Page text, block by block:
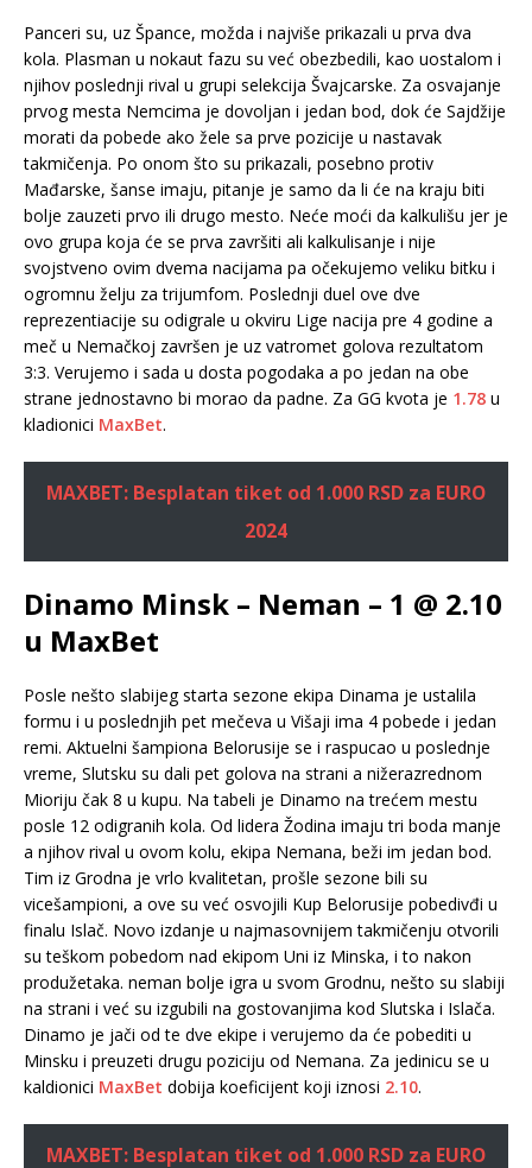
Panceri su, uz Špance, možda i najviše prikazali u prva dva
kola. Plasman u nokaut fazu su već obezbedili, kao uostalom i
njihov poslednji rival u grupi selekcija Švajcarske. Za osvajanje
prvog mesta Nemcima je dovoljan i jedan bod, dok će Sajdžije
morati da pobede ako žele sa prve pozicije u nastavak
takmičenja. Po onom što su prikazali, posebno protiv
Mađarske, šanse imaju, pitanje je samo da li će na kraju biti
bolje zauzeti prvo ili drugo mesto. Neće moći da kalkulišu jer je
ovo grupa koja će se prva završiti ali kalkulisanje i nije
svojstveno ovim dvema nacijama pa očekujemo veliku bitku i
ogromnu želju za trijumfom. Poslednji duel ove dve
reprezentiacije su odigrale u okviru Lige nacija pre 4 godine a
meč u Nemačkoj završen je uz vatromet golova rezultatom
3:3. Verujemo i sada u dosta pogodaka a po jedan na obe
strane jednostavno bi morao da padne. Za GG kvota je 1.78 u
kladionici MaxBet.
MAXBET: Besplatan tiket od 1.000 RSD za EURO
2024
Dinamo Minsk – Neman – 1 @ 2.10
u MaxBet
Posle nešto slabijeg starta sezone ekipa Dinama je ustalila
formu i u poslednjih pet mečeva u Višaji ima 4 pobede i jedan
remi. Aktuelni šampiona Belorusije se i raspucao u poslednje
vreme, Slutsku su dali pet golova na strani a nižerazrednom
Mioriju čak 8 u kupu. Na tabeli je Dinamo na trećem mestu
posle 12 odigranih kola. Od lidera Žodina imaju tri boda manje
a njihov rival u ovom kolu, ekipa Nemana, beži im jedan bod.
Tim iz Grodna je vrlo kvalitetan, prošle sezone bili su
vicešampioni, a ove su već osvojili Kup Belorusije pobedivđi u
finalu Islač. Novo izdanje u najmasovnijem takmičenju otvorili
su teškom pobedom nad ekipom Uni iz Minska, i to nakon
produžetaka. neman bolje igra u svom Grodnu, nešto su slabiji
na strani i već su izgubili na gostovanjima kod Slutska i Islača.
Dinamo je jači od te dve ekipe i verujemo da će pobediti u
Minsku i preuzeti drugu poziciju od Nemana. Za jedinicu se u
kaldionici MaxBet dobija koeficijent koji iznosi 2.10.
MAXBET: Besplatan tiket od 1.000 RSD za EURO